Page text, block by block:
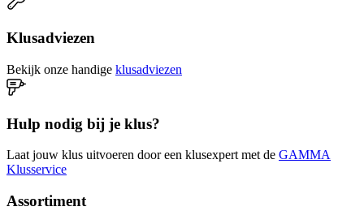
Klusadviezen
Bekijk onze handige klusadviezen
Hulp nodig bij je klus?
Laat jouw klus uitvoeren door een klusexpert met de GAMMA
Klusservice
Assortiment